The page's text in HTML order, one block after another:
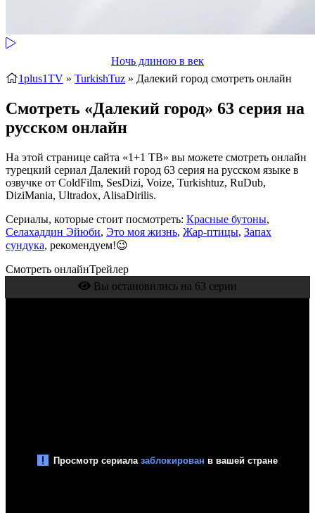
Ночь длиною в век
1plus1TV » TurkishTuz » Далекий город смотреть онлайн
Смотреть «Далекий город» 63 серия на
русском онлайн
На этой странице сайта «1+1 ТВ» вы можете смотреть онлайн
турецкий сериал Далекий город 63 серия на русском языке в
озвучке от ColdFilm, SesDizi, Voize, Turkishtuz, RuDub,
DiziMania, Ultradox, AlisaDirilis.
Сериалы, которые стоит посмотреть: Красные бутоны,
Селахаддин Эйюби, Это моя жизнь, Жар-птицы, Запах
сундука, рекомендуем!😉
Смотреть онлайнТрейлер
Вы остановились на 63 серии